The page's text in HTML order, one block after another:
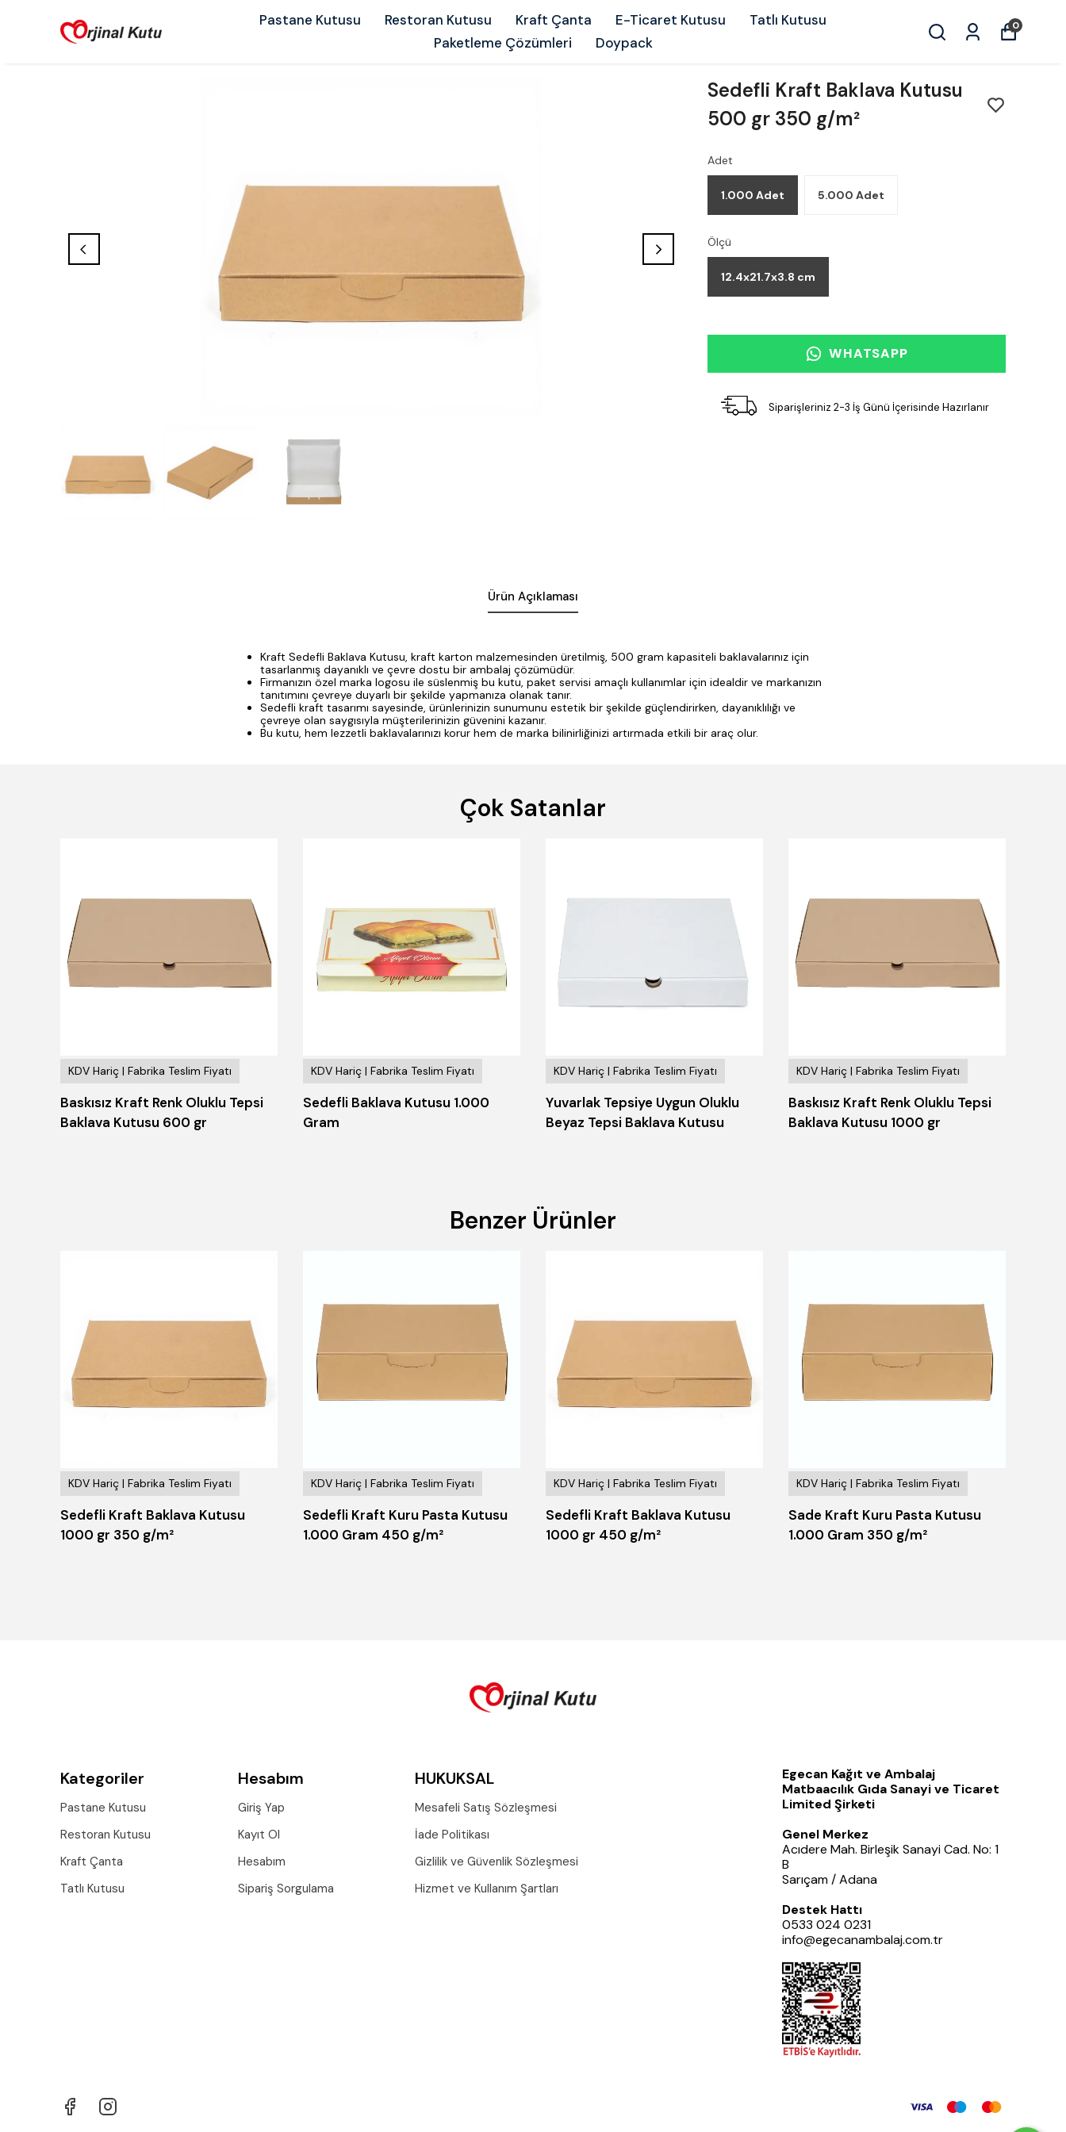
Pastane Kutusu Restoran Kutusu Kraft Çanta E-Ticaret Kutusu
Tatlı Kutusu
Paketleme Çözümleri
Doypack
0
Sedefli Kraft Baklava Kutusu
500 gr 350 g/m²
Adet
1.000 Adet 5.000 Adet
Ölçü
12.4x21.7x3.8 cm
WHATSAPP
Siparişleriniz 2-3 İş Günü İçerisinde Hazırlanır
Ürün Açıklaması
Kraft Sedefli Baklava Kutusu, kraft karton malzemesinden üretilmiş, 500 gram kapasiteli baklavalarınız için
tasarlanmış dayanıklı ve çevre dostu bir ambalaj çözümüdür.
Firmanızın özel marka logosu ile süslenmiş bu kutu, paket servisi amaçlı kullanımlar için idealdir ve markanızın
tanıtımını çevreye duyarlı bir şekilde yapmanıza olanak tanır.
Sedefli kraft tasarımı sayesinde, ürünlerinizin sunumunu estetik bir şekilde güçlendirirken, dayanıklılığı ve
çevreye olan saygısıyla müşterilerinizin güvenini kazanır.
Bu kutu, hem lezzetli baklavalarınızı korur hem de marka bilinirliğinizi artırmada etkili bir araç olur.
Çok Satanlar
KDV Hariç | Fabrika Teslim Fiyatı
Baskısız Kraft Renk Oluklu Tepsi
Baklava Kutusu 600 gr
KDV Hariç | Fabrika Teslim Fiyatı
Sedefli Baklava Kutusu 1.000
Gram
KDV Hariç | Fabrika Teslim Fiyatı
Yuvarlak Tepsiye Uygun Oluklu
Beyaz Tepsi Baklava Kutusu
KDV Hariç | Fabrika Teslim Fiyatı
Baskısız Kraft Renk Oluklu Tepsi
Baklava Kutusu 1000 gr
Benzer Ürünler
KDV Hariç | Fabrika Teslim Fiyatı
Sedefli Kraft Baklava Kutusu
1000 gr 350 g/m²
KDV Hariç | Fabrika Teslim Fiyatı
Sedefli Kraft Kuru Pasta Kutusu
1.000 Gram 450 g/m²
KDV Hariç | Fabrika Teslim Fiyatı
Sedefli Kraft Baklava Kutusu
1000 gr 450 g/m²
KDV Hariç | Fabrika Teslim Fiyatı
Sade Kraft Kuru Pasta Kutusu
1.000 Gram 350 g/m²
Kategoriler
Pastane Kutusu
Restoran Kutusu
Kraft Çanta
Tatlı Kutusu
Hesabım
Giriş Yap
Kayıt Ol
Hesabım
Sipariş Sorgulama
HUKUKSAL
Mesafeli Satış Sözleşmesi
İade Politikası
Gizlilik ve Güvenlik Sözleşmesi
Hizmet ve Kullanım Şartları
Egecan Kağıt ve Ambalaj
Matbaacılık Gıda Sanayi ve Ticaret
Limited Şirketi
Genel Merkez
Acıdere Mah. Birleşik Sanayi Cad. No: 1
B
Sarıçam / Adana
Destek Hattı
0533 024 0231
info@egecanambalaj.com.tr